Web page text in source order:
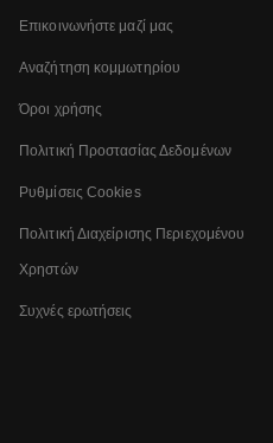
Επικοινωνήστε μαζί μας
Αναζήτηση κομμωτηρίου
Όροι χρήσης
Πολιτική Προστασίας Δεδομένων
Ρυθμίσεις Cookies
Πολιτική Διαχείρισης Περιεχομένου
Χρηστών
Συχνές ερωτήσεις